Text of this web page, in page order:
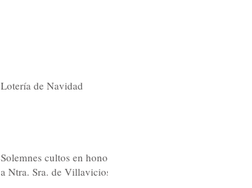
Lotería de Navidad
Solemnes cultos en honor
a Ntra. Sra. de Villaviciosa